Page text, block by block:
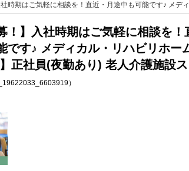
社時期はご気軽に相談を！直近・月途中も可能です♪ メ
！】入社時期はご気軽に相談を！
です♪ メディカル・リハビリホー
正社員(夜勤あり) 老人介護施設
）